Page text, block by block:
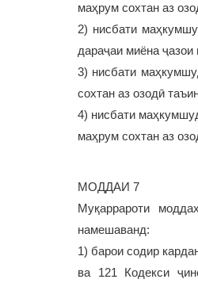
маҳрум сохтан аз
2) нисбати
дараҷаи миёна
3) нисбати
сохтан аз озодӣ
4) нисбати
маҳрум сохтан аз
МОДДАИ 7
Муқаррароти
намешаванд:
1) барои содир
ва 121 Кодекси